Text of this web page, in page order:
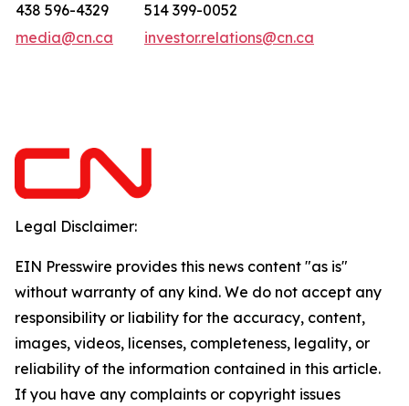
438 596-4329
514 399-0052
media@cn.ca
investor.relations@cn.ca
Legal Disclaimer:
EIN Presswire provides this news content "as is"
without warranty of any kind. We do not accept any
responsibility or liability for the accuracy, content,
images, videos, licenses, completeness, legality, or
reliability of the information contained in this article.
If you have any complaints or copyright issues